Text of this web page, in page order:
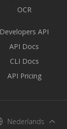
OCR
Developers API
API Docs
CLI Docs
API Pricing
Nederlands